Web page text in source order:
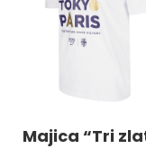
Opcije
mogu
stranici
Majica “Tri